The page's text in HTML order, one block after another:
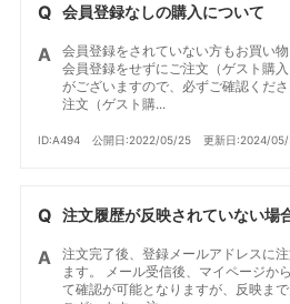
会員登録なしの購入について
会員登録をされていない方もお買い
会員登録をせずにご注文（ゲスト購
がございますので、必ずご確認くだ
注文（ゲスト購...
ID:A494 公開日:2022/05/25 更新日:2024/05/
注文履歴が反映されていない場
注文完了後、登録メールアドレスに
ます。 メール受信後、マイページか
て確認が可能となりますが、反映ま